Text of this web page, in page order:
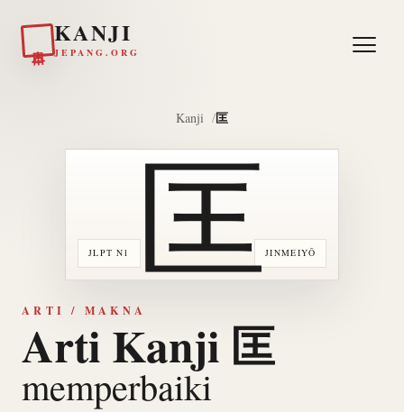
KANJI
JEPANG.ORG
Kanji 匡
JLPT N1 JINMEIYŌ
匡
ARTI / MAKNA
Arti Kanji 匡
memperbaiki